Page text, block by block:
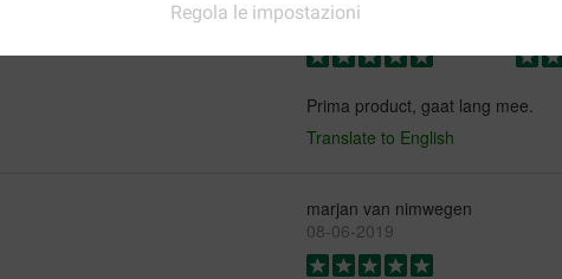
Regola le impostazioni
Prima product, gaat lang mee.
Translate to English
marjan van nimwegen
08-06-2019